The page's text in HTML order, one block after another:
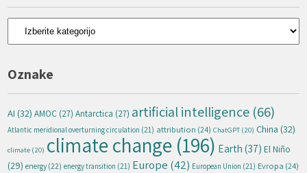
Kategorije
Oznake
AI (32) AMOC (27) Antarctica (27) artificial intelligence (66)
Atlantic meridional overturning circulation (21) attribution (24) ChatGPT (20) China (32)
climate (20) climate change (196) Earth (37) El Niño
(29) energy (22) energy transition (21) Europe (42) European Union (21) Evropa (24)